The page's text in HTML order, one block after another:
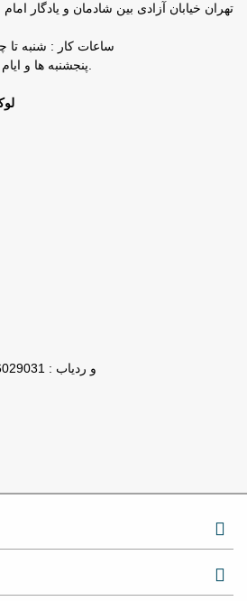
تهران خیابان آزادی بین شادمان و یادگار
تلفن پشتیبانی GPS و ردیاب : 66029031-021